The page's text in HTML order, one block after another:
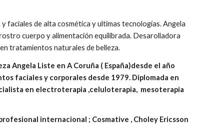
de alta cosmética y ultimas tecnologías. Angela
cuerpo y alimentación equilibrada. Desarolladora
tratamientos naturales de belleza.
Angela Liste en A Coruña ( España)desde el año
faciales y corporales desde 1979. Diplomada en
en electroterapia ,celuloterapia, mesoterapia
internacional ; Cosmative , Choley Ericsson